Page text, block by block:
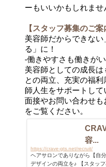
ーもいいかもしれま
【スタッフ募集のご案
美容師だからできな
る」に！
-働きやすさも働きが
美容師としての成長は
との両立、充実の福
師人生をサポートして
面接やお問い合わせ
をご覧ください。
容...
https://crave-gts.net/recruit/
ヘアサロンでありながら【自
デザインの両立を♪ 【スタッフ